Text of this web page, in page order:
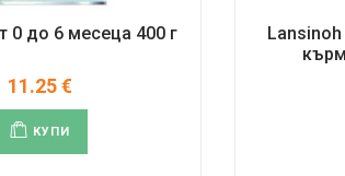
0 до 6 месеца 400 г
11.25€
КУПИ